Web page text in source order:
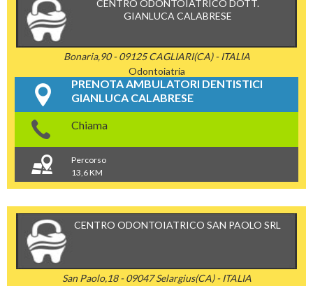
CENTRO ODONTOIATRICO DOTT.
GIANLUCA CALABRESE
Bonaria,90 - 09125 CAGLIARI(CA) - ITALIA
Odontoiatria
PRENOTA AMBULATORI DENTISTICI
GIANLUCA CALABRESE
Chiama
Percorso
13,6 KM
CENTRO ODONTOIATRICO SAN PAOLO SRL
San Paolo,18 - 09047 Selargius(CA) - ITALIA